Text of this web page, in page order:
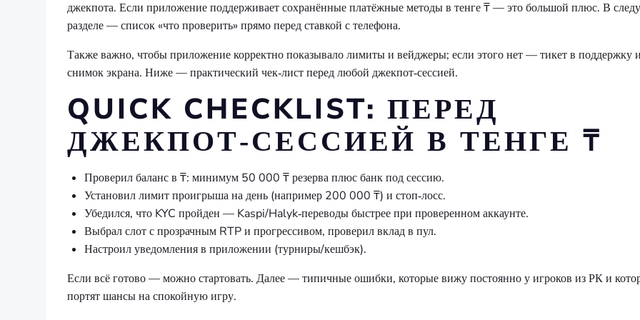
джекпота. Если приложение поддерживает сохранённые платёжные методы в тенге ₸ — это большой плюс. В
разделе — список «что проверить» прямо перед ставкой с телефона.
Также важно, чтобы приложение корректно показывало лимиты и вейджеры; если этого нет — тикет в поддержку и
снимок экрана. Ниже — практический чек‑лист перед любой джекпот‑сессией.
QUICK CHECKLIST: ПЕРЕД
ДЖЕКПОТ‑СЕССИЕЙ В ТЕНГЕ ₸
Проверил баланс в ₸: минимум 50 000 ₸ резерва плюс банк под сессию.
Установил лимит проигрыша на день (например 200 000 ₸) и стоп‑лосс.
Убедился, что KYC пройден — Kaspi/Halyk‑переводы быстрее при проверенном аккаунте.
Выбрал слот с прозрачным RTP и прогрессивом, проверил вклад в пул.
Настроил уведомления в приложении (турниры/кешбэк).
Если всё готово — можно стартовать. Далее — типичные ошибки, которые вижу постоянно у игроков из РК и
портят шансы на спокойную игру.